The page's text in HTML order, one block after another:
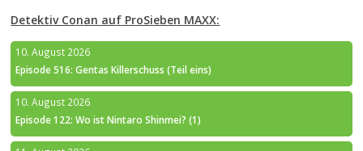
Detektiv Conan auf ProSieben MAXX:
10. August 2026
Episode 516: Gentas Killerschuss (Teil eins)
10. August 2026
Episode 122: Wo ist Nintaro Shinmei? (1)